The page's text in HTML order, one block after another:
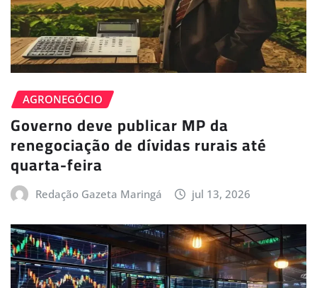
AGRONEGÓCIO
Governo deve publicar MP da
renegociação de dívidas rurais até
quarta-feira
Redação Gazeta Maringá jul 13, 2026